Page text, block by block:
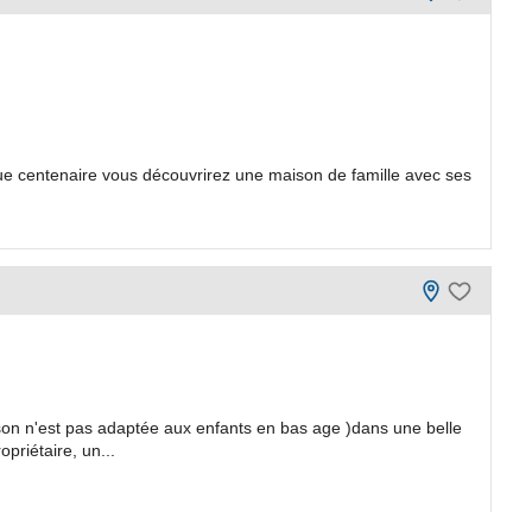
centenaire vous découvrirez une maison de famille avec ses
n'est pas adaptée aux enfants en bas age )dans une belle
un...